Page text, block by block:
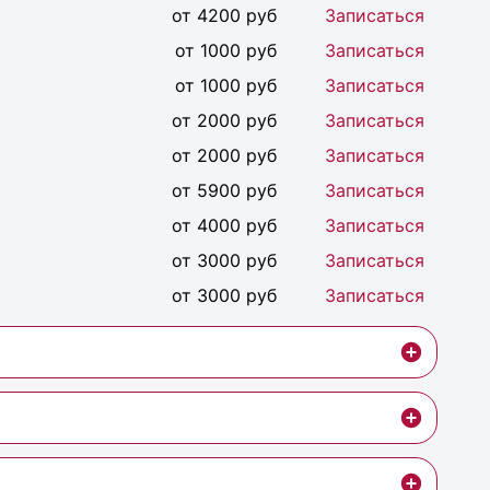
от 4200 руб
Записаться
от 1000 руб
Записаться
от 1000 руб
Записаться
от 2000 руб
Записаться
от 2000 руб
Записаться
от 5900 руб
Записаться
от 4000 руб
Записаться
от 3000 руб
Записаться
от 3000 руб Записаться